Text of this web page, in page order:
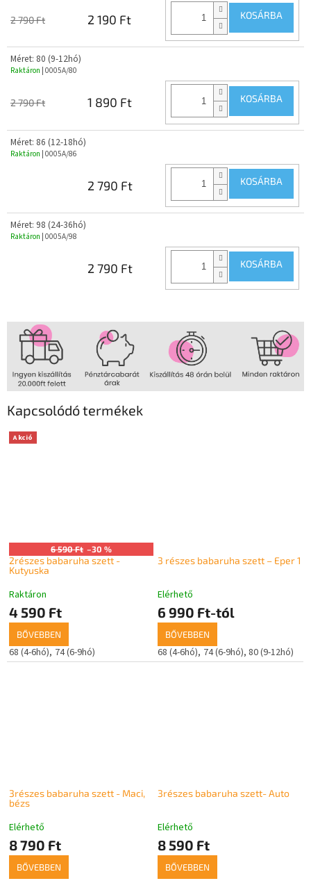
Kapcsolódó termékek
Akció
6 590 Ft –30 %
2részes babaruha szett -
Kutyuska
Raktáron
4 590 Ft
BŐVEBBEN
68 (4-6hó) 74 (6-9hó)
3 részes babaruha szett – Eper 1
Elérhető
6 990 Ft-tól
BŐVEBBEN
68 (4-6hó) 74 (6-9hó) 80 (9-12hó)
3részes babaruha szett - Maci,
bézs
Elérhető
8 790 Ft
BŐVEBBEN
3részes babaruha szett- Auto
Elérhető
8 590 Ft
BŐVEBBEN
2 790 Ft 2 190 Ft KOSÁRBA
Méret: 80 (9-12hó)
Raktáron | 0005A/80
2 790 Ft 1 890 Ft KOSÁRBA
Méret: 86 (12-18hó)
Raktáron | 0005A/86
2 790 Ft KOSÁRBA
Méret: 98 (24-36hó)
Raktáron | 0005A/98
2 790 Ft KOSÁRBA